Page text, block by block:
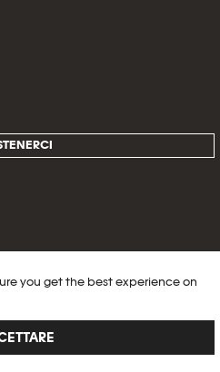
you get the best experience on